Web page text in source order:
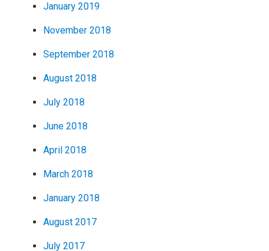
January 2019
November 2018
September 2018
August 2018
July 2018
June 2018
April 2018
March 2018
January 2018
August 2017
July 2017